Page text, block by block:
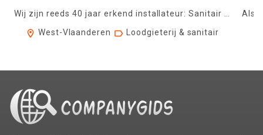
Wij zijn reeds 40 jaar erkend installateur: Sanitair & loodgieterij Central...
West-Vlaanderen
Loodgieterij & sanitair